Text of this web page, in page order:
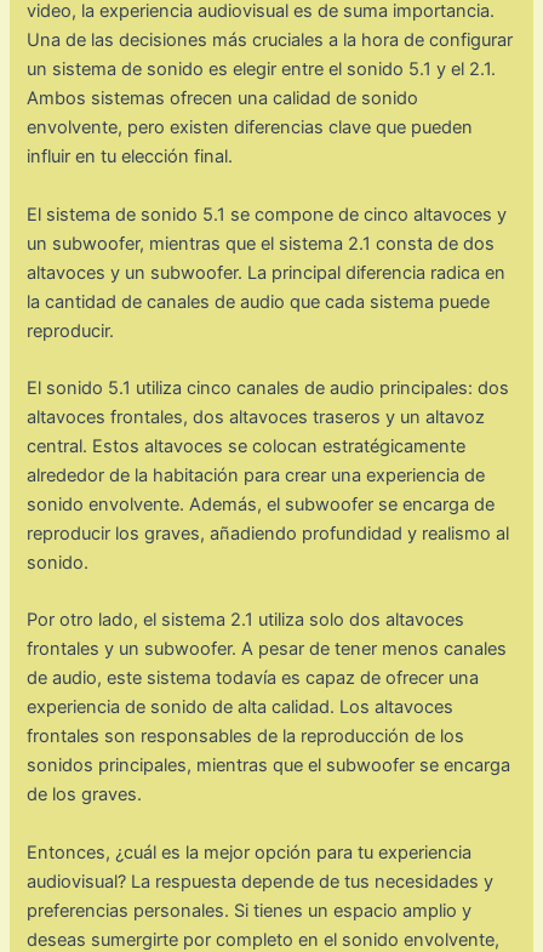
video, la experiencia audiovisual es de suma importancia.
Una de las decisiones más cruciales a la hora de configurar
un sistema de sonido es elegir entre el sonido 5.1 y el 2.1.
Ambos sistemas ofrecen una calidad de sonido
envolvente, pero existen diferencias clave que pueden
influir en tu elección final.
El sistema de sonido 5.1 se compone de cinco altavoces y
un subwoofer, mientras que el sistema 2.1 consta de dos
altavoces y un subwoofer. La principal diferencia radica en
la cantidad de canales de audio que cada sistema puede
reproducir.
El sonido 5.1 utiliza cinco canales de audio principales: dos
altavoces frontales, dos altavoces traseros y un altavoz
central. Estos altavoces se colocan estratégicamente
alrededor de la habitación para crear una experiencia de
sonido envolvente. Además, el subwoofer se encarga de
reproducir los graves, añadiendo profundidad y realismo al
sonido.
Por otro lado, el sistema 2.1 utiliza solo dos altavoces
frontales y un subwoofer. A pesar de tener menos canales
de audio, este sistema todavía es capaz de ofrecer una
experiencia de sonido de alta calidad. Los altavoces
frontales son responsables de la reproducción de los
sonidos principales, mientras que el subwoofer se encarga
de los graves.
Entonces, ¿cuál es la mejor opción para tu experiencia
audiovisual? La respuesta depende de tus necesidades y
preferencias personales. Si tienes un espacio amplio y
deseas sumergirte por completo en el sonido envolvente,